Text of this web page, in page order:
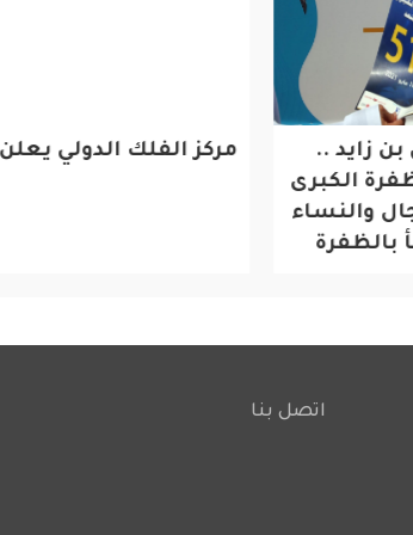
زايد ..
الكبرى
والنساء
مركز الفلك الدولي يعلن
اتصل بنا